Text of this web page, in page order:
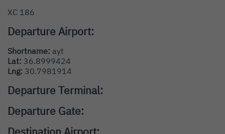
XC 186
Departure Airport:
Shortname: ayt
Lat: 36.8999424
Lng: 30.7981914
Departure Terminal:
Departure Gate: